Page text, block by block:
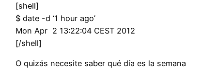
[shell]
$ date -d ‘1 hour ago’
Mon Apr 2 13:22:04 CEST 2012
[/shell]
O quizás necesite saber qué día es la semana